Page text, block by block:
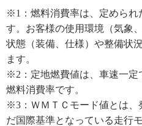
※1：燃料消費率は、定められ
す。お客様の使用環境（気象
状態（装備、仕様）や整備状
ます。
※2：定地燃費値は、車速一定
燃料消費率です。
※3：ＷＭＴＣモード値とは、
だ国際基準となっている走行